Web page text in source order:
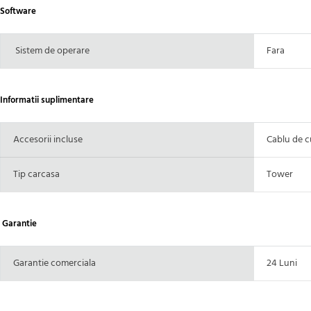
Software
Sistem de operare Fara
Informatii suplimentare
Accesorii incluse Cablu de
Tip carcasa Tower
Garantie
Garantie comerciala 24 Luni